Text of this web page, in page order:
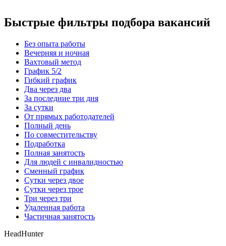
Быстрые фильтры подбора вакансий
Без опыта работы
Вечерняя и ночная
Вахтовый метод
График 5/2
Гибкий график
Два через два
За последние три дня
За сутки
От прямых работодателей
Полный день
По совместительству
Подработка
Полная занятость
Для людей с инвалидностью
Сменный график
Сутки через двое
Сутки через трое
Три через три
Удаленная работа
Частичная занятость
HeadHunter